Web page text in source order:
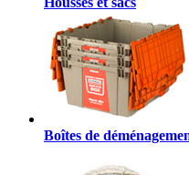
Boîtes de